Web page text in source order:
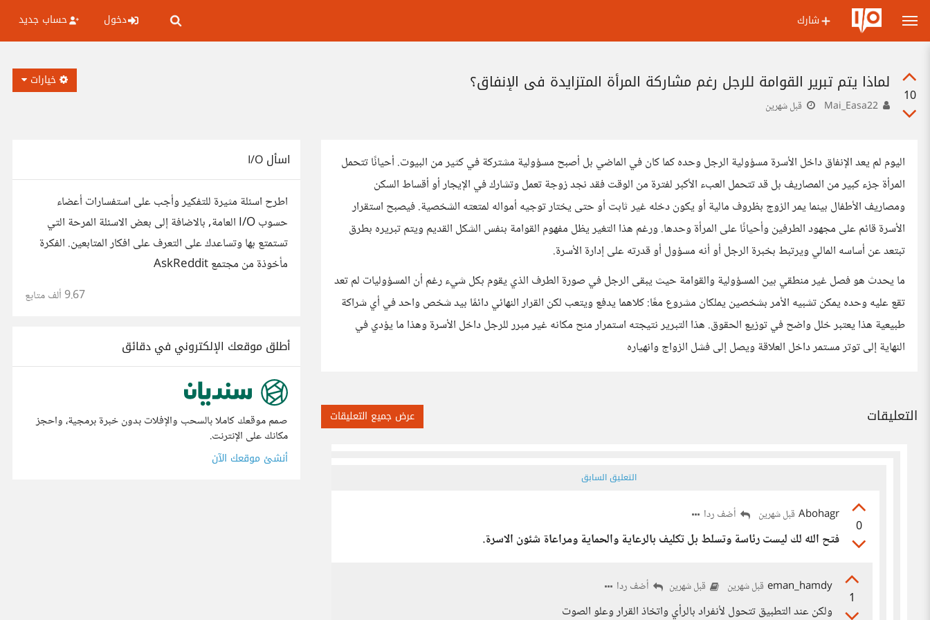
شارك دخول حساب جديد
10
لماذا يتم تبرير القوامة للرجل رغم مشاركة المرأة المتزايدة في الإنفاق؟
قبل شهرين
خيارات
اليوم لم يعد الإنفاق داخل الأسرة مسؤولية الرجل وحده كما كان في الماضي بل أصبح مسؤولية مشتركة في كثير من البيوت. أحيانًا تتحمل
المرأة جزء كبير من المصاريف بل قد تتحمل العبء الأكبر لفترة من الوقت فقد نجد زوجة تعمل وتشارك في الإيجار أو أقساط السكن
ومصاريف الأطفال بينما يمر الزوج بظروف مالية أو يكون دخله غير ثابت أو حتى يختار توجيه أمواله لمتعته الشخصية. فيصبح استقرار
الأسرة قائم على مجهود الطرفين وأحيانًا على المرأة وحدها. ورغم هذا التغير يظل مفهوم القوامة بنفس الشكل القديم ويتم تبريره بطرق
تبتعد عن أساسه المالي ويرتبط بخبرة الرجل أو أنه مسؤول أو قدرته على إدارة الأسرة.
ما يحدث هو فصل غير منطقي بين المسؤولية والقوامة حيث يبقى الرجل في صورة الطرف الذي يقوم بكل شيء رغم أن المسؤوليات لم تعد
تقع عليه وحده يمكن تشبيه الأمر بشخصين يملكان مشروع معًا: كلاهما يدفع ويتعب لكن القرار النهائي دائمًا بيد شخص واحد في أي شراكة
طبيعية هذا يعتبر خلل واضح في توزيع الحقوق. هذا التبرير نتيجته استمرار منح مكانه غير مبرر للرجل داخل الأسرة وهذا ما يؤدي في
النهاية إلى توتر مستمر داخل العلاقة ويصل إلى فشل الزواج وانهياره
التعليقات عرض جميع التعليقات
التعليق السابق
0
Abohagr قبل شهرين أضف ردا
فتح الله لك ليست رئاسة وتسلط بل تكليف بالرعاية والحماية ومراعاة شئون الاسرة.
1
eman_hamdy قبل شهرين قبل شهرين أضف ردا
ولكن عند التطبيق تتحول لأنفراد بالرأي واتخاذ القرار وعلو الصوت
اسأل I/O
اطرح اسئلة مثيرة للتفكير وأجب على استفسارات أعضاء
حسوب I/O العامة, بالاضافة إلى بعض الاسئلة المرحة التي
تستمتع بها وتساعدك على التعرف على افكار المتابعين. الفكرة
مأخوذة من مجتمع AskReddit
9.67 ألف متابع
أطلق موقعك الإلكتروني في دقائق
صمم موقعك كاملا بالسحب والإفلات بدون خبرة برمجية، واحجز
مكانك على الإنترنت.
أنشئ موقعك الآن